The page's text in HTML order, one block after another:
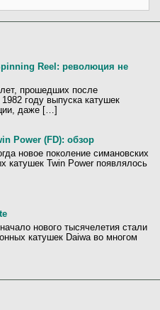
Reel: революция не
прошедших после
году выпуска катушек
даже […]
Power (FD): обзор
новое поколение симановских
катушек Twin Power появлялось
нового тысячелетия стали
катушек Daiwa во многом